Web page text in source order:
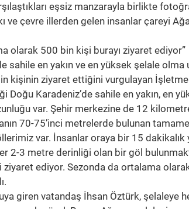
eşsiz manzarayla birlikte
ve çevre illerden gelen insanlar çareyi
olarak 500 bin kişi burayı ziyaret ediyor”
sahile en yakın ve en yüksek şelale olma
kişinin ziyaret ettiğini vurgulayan İşletme
Doğu Karadeniz’de sahile en yakın, en
var. Şehir merkezine de 12
70-75’inci metrelerde bulunan
var. İnsanlar oraya bir 15
2-3 metre derinliği olan bir göl
ziyaret ediyor. Sezonda da ortalama
giren vatandaş İhsan Öztürk, şelaleye